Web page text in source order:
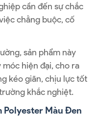
cần đến sự chắc
chằng buộc, cố
sản phẩm này
hiện đại, cho ra
kéo giãn, chịu lực tốt
khắc nghiệt.
Polyester Màu Đen